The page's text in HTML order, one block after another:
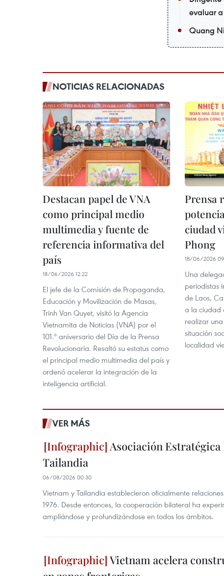
evaluar
Quang
NOTICIAS RELACIONADAS
Destacan papel de VNA
como principal medio
multimedia y fuente de
referencia informativa del
país
18/06/2026 12:22
El jefe de la Comisión de Propaganda,
Educación y Movilización de Masas,
Trinh Van Quyet, visitó la Agencia
Vietnamita de Noticias (VNA) por el
101.º aniversario del Día de la Prensa
Revolucionaria. Resaltó su estatus como
el principal medio multimedia del país y
ordenó acelerar la integración de la
inteligencia artificial.
Prensa
ciudad
Phong
18/06/2026
Una
periodistas
de Laos,
a la ciudad
realizar
situación
localidad
VER MÁS
Asociación
Tailandia
06/08/2026 00:30
Vietnam y Tailandia establecieron oficialmente
1976. Desde entonces, la cooperación bilateral ha
ampliándose y profundizándose en todos los ámbitos.
Vietnam acelera